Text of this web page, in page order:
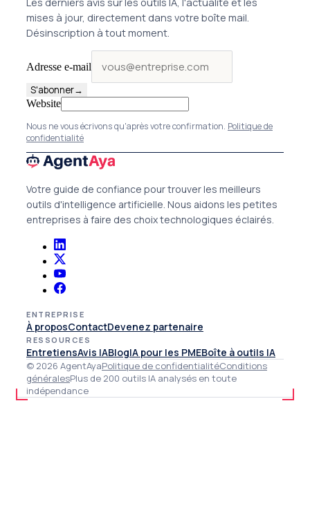
mises à jour, directement dans votre boîte mail.
Désinscription à tout moment.
Adresse e-mail
S'abonner→
Website
Nous ne vous écrivons qu'après votre confirmation. Politique de
confidentialité
Votre guide de confiance pour trouver les meilleurs
outils d'intelligence artificielle. Nous aidons les petites
entreprises à faire des choix technologiques éclairés.
ENTREPRISE
À proposContactDevenez partenaire
RESSOURCES
EntretiensAvis IABlogIA pour les PMEBoîte à outils IA
© 2026 AgentAyaPolitique de confidentialitéConditions
généralesPlus de 200 outils IA analysés en toute
indépendance